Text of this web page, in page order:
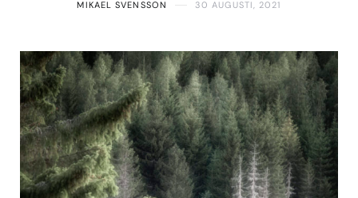
MIKAEL SVENSSON 30 AUGUSTI, 2021